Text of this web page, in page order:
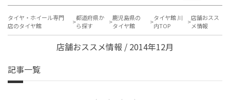
タイヤ・ホイール専門
店のタイヤ館
都道府県か
ら探す
鹿児島県の
タイヤ館
タイヤ館 川
内TOP
店舗おスス
メ情報
店舗おススメ情報 / 2014年12月
記事一覧